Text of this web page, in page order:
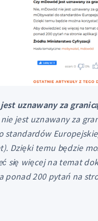
uznawany za
jest uznawany za
standardów
Dzięki temu będzie
się więcej na temat
ponad 200 pytań na